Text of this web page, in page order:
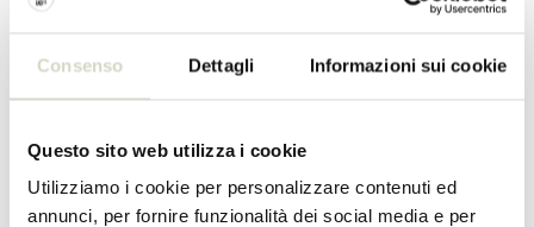
Consenso Dettagli Informazioni sui cookie
Questo sito web utilizza i cookie
Utilizziamo i cookie per personalizzare contenuti ed
annunci, per fornire funzionalità dei social media e per
misura 180x130 cm.
Materiale: cotone, acrilico
Colore: bianco sporco, nero
SPECIFICHE DEL PRODOTTO